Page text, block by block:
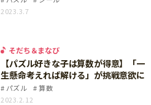
2023.3.7
そだち＆まなび
【パズル好きな子は算数が得意】「一
生懸命考えれば解ける」が挑戦意欲に
パズル
算数
2023.2.12